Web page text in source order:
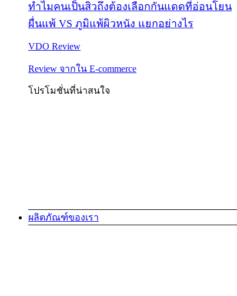
ทำไมคนเป็นสิวถึงต้องเลือกกันแดดที่อ่อนโยน
ผื่นแพ้ VS ภูมิแพ้ผิวหนัง แยกอย่างไร
VDO Review
Review จากใน E-commerce
โปรโมชั่นที่น่าสนใจ
ผลิตภัณฑ์ของเรา